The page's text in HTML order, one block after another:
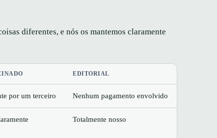
diferentes, e nós os mantemos claramente
EDITORIAL
por um terceiro Nenhum pagamento envolvido
Totalmente nosso